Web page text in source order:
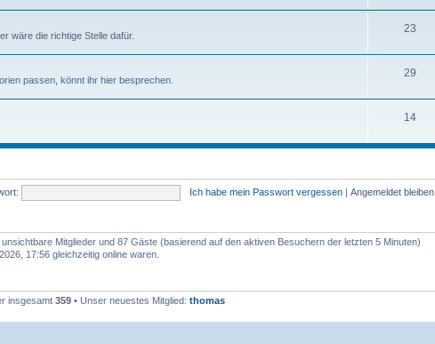
wäre die richtige Stelle dafür.
23
passen, könnt ihr hier besprechen.
29
14
Ich habe mein Passwort vergessen | Angemeldet bleiben
Mitglieder und 87 Gäste (basierend auf den aktiven Besuchern der letzten 5 Minuten)
17:56 gleichzeitig online waren.
insgesamt 359 • Unser neuestes Mitglied: thomas